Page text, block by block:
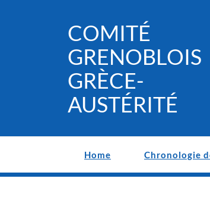
COMITÉ
GRENOBLOIS
GRÈCE-
AUSTÉRITÉ
Home Chronologie